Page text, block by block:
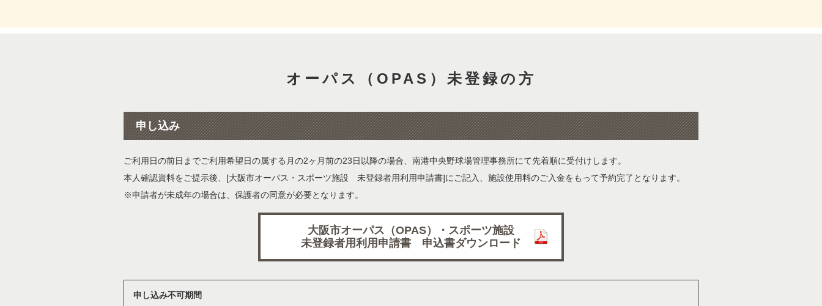
オーパス（OPAS）未登録の方
申し込み
ご利用日の前日までご利用希望日の属する月の2ヶ月前の23日以降の場合、南港中央野球場管理事務所にて先着順に受付けします。
本人確認資料をご提示後、[大阪市オーパス・スポーツ施設 未登録者用利用申請書]にご記入、施設使用料のご入金をもって予約完了となります。
※申請者が未成年の場合は、保護者の同意が必要となります。
大阪市オーパス（OPAS）・スポーツ施設
未登録者用利用申請書 申込書ダウンロード
申し込み不可期間